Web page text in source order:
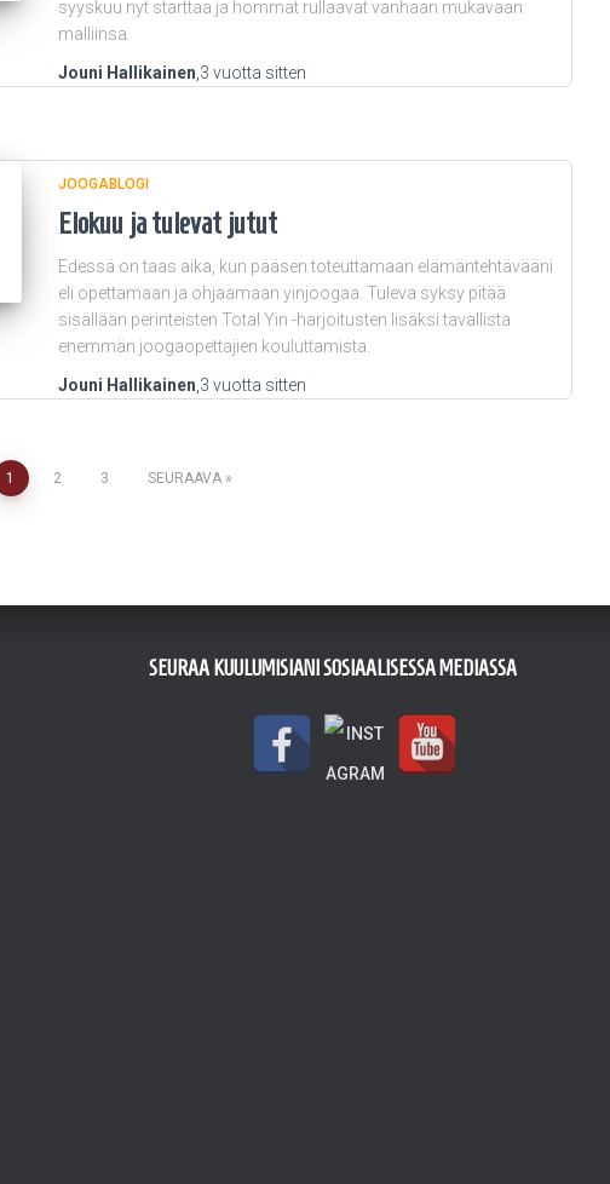
syyskuu nyt starttaa ja hommat rullaavat vanhaan mukavaan
malliinsa.
Jouni Hallikainen 3 vuotta sitten
JOOGABLOGI
Elokuu ja tulevat jutut
Edessä on taas aika, kun pääsen toteuttamaan elämäntehtävääni
eli opettamaan ja ohjaamaan yinjoogaa. Tuleva syksy pitää
sisällään perinteisten Total Yin -harjoitusten lisäksi tavallista
enemmän joogaopettajien kouluttamista.
Jouni Hallikainen 3 vuotta sitten
1 2 3 SEURAAVA
SEURAA KUULUMISIANI SOSIAALISESSA MEDIASSA